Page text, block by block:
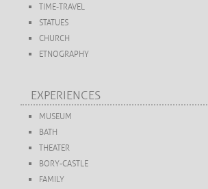
TIME-TRAVEL
STATUES
CHURCH
ETNOGRAPHY
EXPERIENCES
MUSEUM
BATH
THEATER
BORY-CASTLE
FAMILY